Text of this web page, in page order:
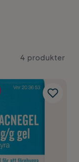
4 produkter